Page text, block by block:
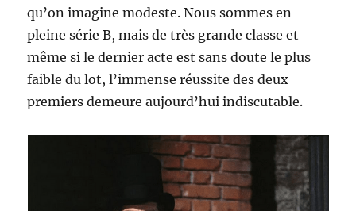
qu’on imagine modeste. Nous sommes en
pleine série B, mais de très grande classe et
même si le dernier acte est sans doute le plus
faible du lot, l’immense réussite des deux
premiers demeure aujourd’hui indiscutable.